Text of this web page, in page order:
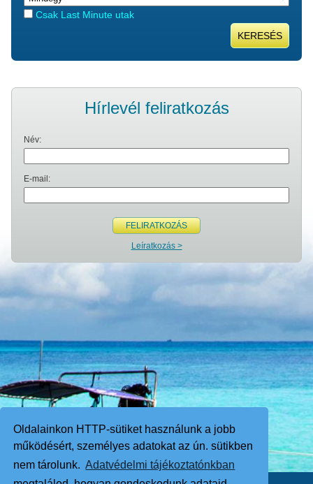
Oldalainkon HTTP-sütiket használunk a jobb
működésért, személyes adatokat az ún. sütikben
nem tárolunk. Adatvédelmi tájékoztatónkban
Csak Last Minute utak
KERESÉS
Hírlevél feliratkozás
Név:
E-mail:
FELIRATKOZÁS
Leíratkozás >